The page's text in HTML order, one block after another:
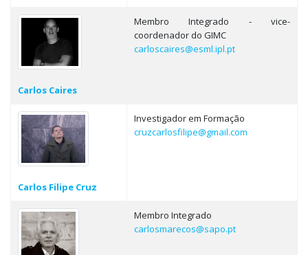
Carlos Caires
Membro Integrado - vice-
coordenador do GIMC
carloscaires@esml.ipl.pt
Carlos Filipe Cruz
Investigador em Formação
cruzcarlosfilipe@gmail.com
Membro Integrado
carlosmarecos@sapo.pt